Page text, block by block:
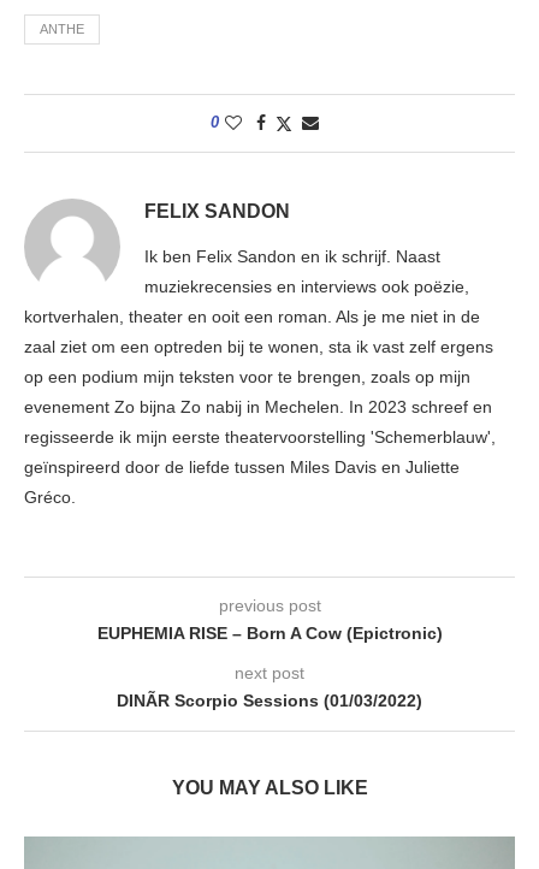
ANTHE
0
FELIX SANDON
Ik ben Felix Sandon en ik schrijf. Naast
muziekrecensies en interviews ook poëzie,
kortverhalen, theater en ooit een roman. Als je me niet in de
zaal ziet om een optreden bij te wonen, sta ik vast zelf ergens
op een podium mijn teksten voor te brengen, zoals op mijn
evenement Zo bijna Zo nabij in Mechelen. In 2023 schreef en
regisseerde ik mijn eerste theatervoorstelling 'Schemerblauw',
geïnspireerd door de liefde tussen Miles Davis en Juliette
Gréco.
previous post
EUPHEMIA RISE – Born A Cow (Epictronic)
next post
DINÃR Scorpio Sessions (01/03/2022)
YOU MAY ALSO LIKE